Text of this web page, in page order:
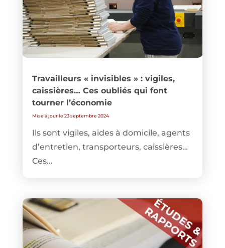
Travailleurs « invisibles » : vigiles,
caissières… Ces oubliés qui font
tourner l’économie
Mise à jour le 23 septembre 2024
Ils sont vigiles, aides à domicile, agents
d’entretien, transporteurs, caissières…
Ces...